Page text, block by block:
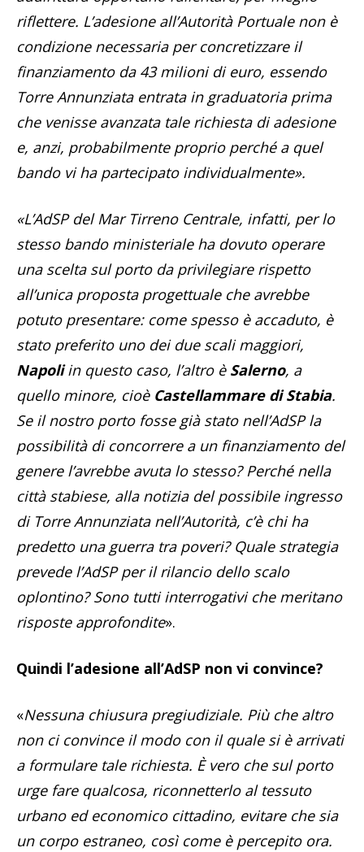
riflettere. L’adesione all’Autorità Portuale non è
condizione necessaria per concretizzare il
finanziamento da 43 milioni di euro, essendo
Torre Annunziata entrata in graduatoria prima
che venisse avanzata tale richiesta di adesione
e, anzi, probabilmente proprio perché a quel
bando vi ha partecipato individualmente».
«L’AdSP del Mar Tirreno Centrale, infatti, per lo
stesso bando ministeriale ha dovuto operare
una scelta sul porto da privilegiare rispetto
all’unica proposta progettuale che avrebbe
potuto presentare: come spesso è accaduto, è
stato preferito uno dei due scali maggiori,
Napoliin questo caso, l’altro è Salerno, a
quello minore, cioè Castellammare di Stabia.
Se il nostro porto fosse già stato nell’AdSP la
possibilità di concorrere a un finanziamento del
genere l’avrebbe avuta lo stesso? Perché nella
città stabiese, alla notizia del possibile ingresso
di Torre Annunziata nell’Autorità, c’è chi ha
predetto una guerra tra poveri? Quale strategia
prevede l’AdSP per il rilancio dello scalo
oplontino? Sono tutti interrogativi che meritano
risposte approfondite».
Quindi l’adesione all’AdSP non vi convince?
«Nessuna chiusura pregiudiziale. Più che altro
non ci convince il modo con il quale si è arrivati
a formulare tale richiesta. È vero che sul porto
urge fare qualcosa, riconnetterlo al tessuto
urbano ed economico cittadino, evitare che sia
un corpo estraneo, così come è percepito ora.